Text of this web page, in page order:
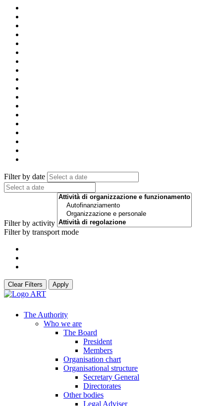
Filter by date
Filter by activity
Filter by transport mode
Clear Filters Apply
The Authority
Who we are
The Board
President
Members
Organisation chart
Organisational structure
Secretary General
Directorates
Other bodies
Legal Adviser